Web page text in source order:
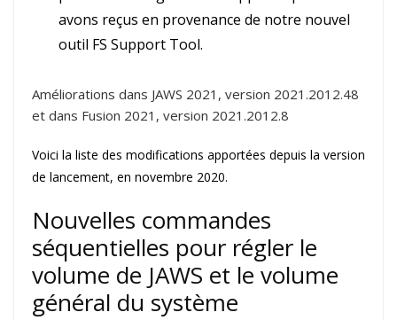
avons reçus en provenance de notre nouvel
outil FS Support Tool.
Améliorations dans JAWS 2021, version 2021.2012.48
et dans Fusion 2021, version 2021.2012.8
Voici la liste des modifications apportées depuis la version
de lancement, en novembre 2020.
Nouvelles commandes
séquentielles pour régler le
volume de JAWS et le volume
général du système